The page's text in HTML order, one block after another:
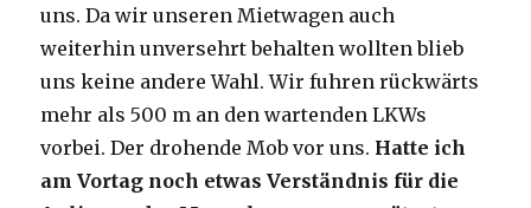
uns. Da wir unseren Mietwagen auch
weiterhin unversehrt behalten wollten blieb
uns keine andere Wahl. Wir fuhren rückwärts
mehr als 500 m an den wartenden LKWs
vorbei. Der drohende Mob vor uns. Hatte ich
am Vortag noch etwas Verständnis für die